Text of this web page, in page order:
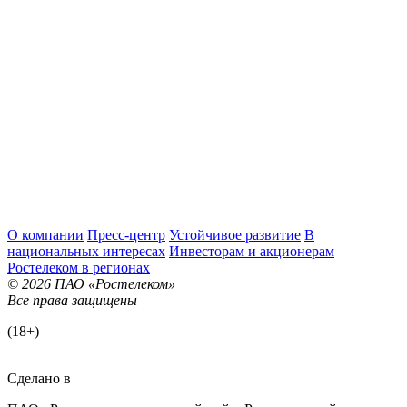
О компании Пресс-центр Устойчивое развитие В
национальных интересах Инвесторам и акционерам
Ростелеком в регионах
© 2026 ПАО «Ростелеком»
Все права защищены
(18+)
Сделано в